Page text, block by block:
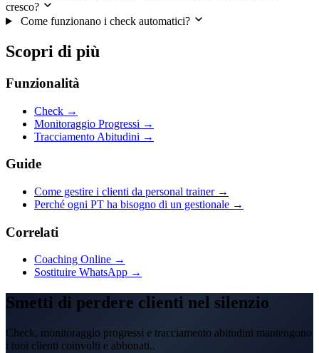
cresco?
Come funzionano i check automatici?
Scopri di più
Funzionalità
Check →
Monitoraggio Progressi →
Tracciamento Abitudini →
Guide
Come gestire i clienti da personal trainer →
Perché ogni PT ha bisogno di un gestionale →
Correlati
Coaching Online →
Sostituire WhatsApp →
Smetti di perdere clienti nel silenzio
Check, monitoraggio progressi e tracciamento abitudini mantengono
i tuoi clienti coinvolti e abbonati..